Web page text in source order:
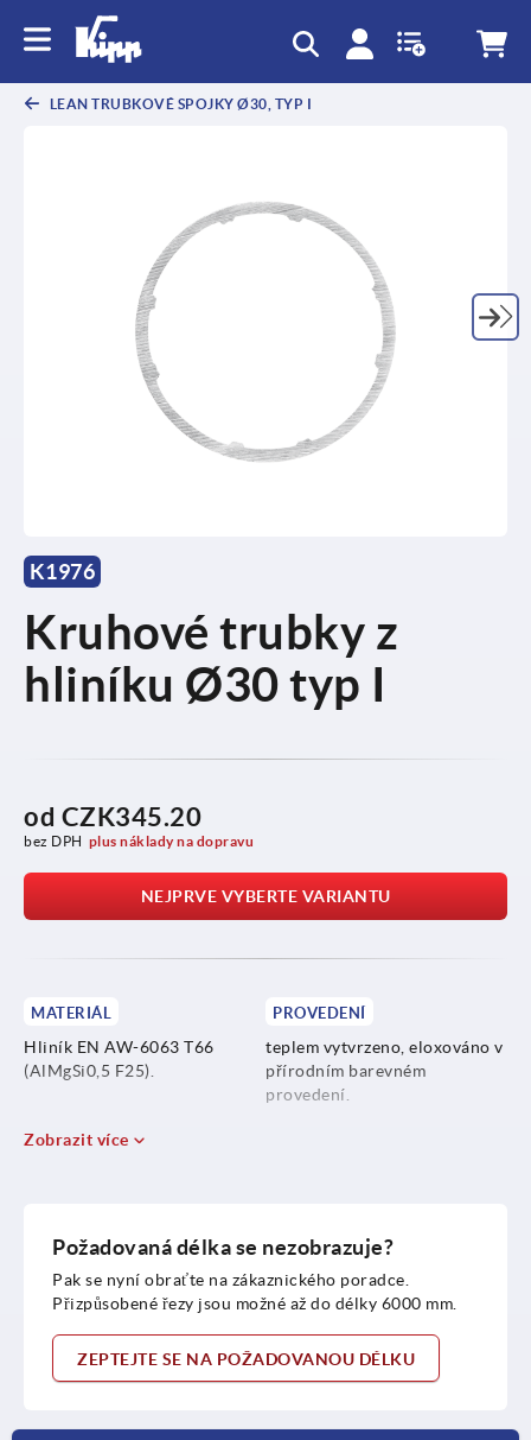
LEAN TRUBKOVÉ SPOJKY Ø30, TYP I
K1976
Kruhové trubky z
hliníku Ø30 typ I
od CZK345.20
bez DPH plus náklady na dopravu
NEJPRVE VYBERTE VARIANTU
MATERIÁL
Hliník EN AW-6063 T66
(AlMgSi0,5 F25).
PROVEDENÍ
teplem vytvrzeno, eloxováno v
přírodním barevném
provedení.
Zobrazit více
Požadovaná délka se nezobrazuje?
Pak se nyní obraťte na zákaznického poradce.
Přizpůsobené řezy jsou možné až do délky 6000 mm.
ZEPTEJTE SE NA POŽADOVANOU DÉLKU